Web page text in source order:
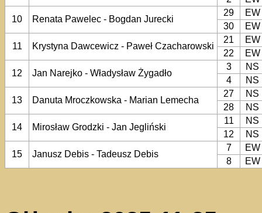
10
Renata Pawelec - Bogdan Jurecki
29
EW
30
EW
11
Krystyna Dawcewicz - Paweł Czacharowski
21
EW
22
EW
12
Jan Narejko - Władysław Żygadło
3
NS
4
NS
13
Danuta Mroczkowska - Marian Lemecha
27
NS
28
NS
14
Mirosław Grodzki - Jan Jegliński
11
NS
12
NS
15
Janusz Debis - Tadeusz Debis
7
EW
8
EW